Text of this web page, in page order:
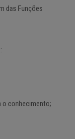
das Funções
o conhecimento;